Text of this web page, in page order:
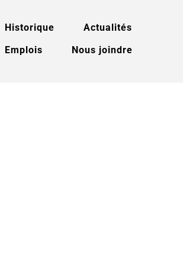
Historique
Actualités
Emplois
Nous joindre